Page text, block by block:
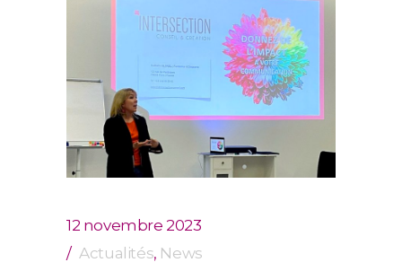
12 novembre 2023
Actualités, News